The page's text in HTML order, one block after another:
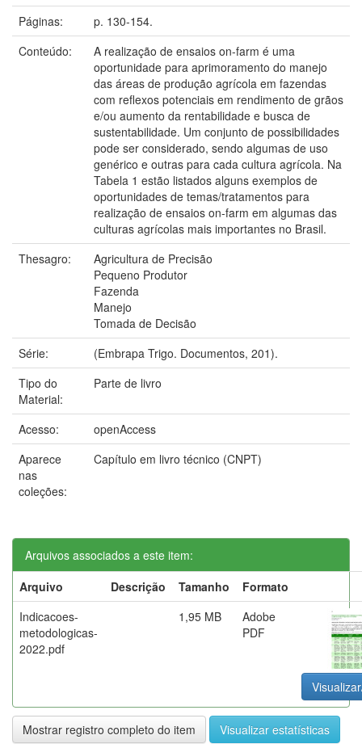
Páginas:
p. 130-154.
Conteúdo:
A realização de ensaios on-farm é uma
oportunidade para aprimoramento do manejo
das áreas de produção agrícola em fazendas
com reflexos potenciais em rendimento de grãos
e/ou aumento da rentabilidade e busca de
sustentabilidade. Um conjunto de possibilidades
pode ser considerado, sendo algumas de uso
genérico e outras para cada cultura agrícola. Na
Tabela 1 estão listados alguns exemplos de
oportunidades de temas/tratamentos para
realização de ensaios on-farm em algumas das
culturas agrícolas mais importantes no Brasil.
Thesagro:
Agricultura de Precisão
Pequeno Produtor
Fazenda
Manejo
Tomada de Decisão
Série:
(Embrapa Trigo. Documentos, 201).
Tipo do
Material:
Parte de livro
Acesso:
openAccess
Aparece
nas
coleções:
Capítulo em livro técnico (CNPT)
Arquivos associados a este item:
Arquivo
Descrição Tamanho
Formato
Indicacoes-
metodologicas-
2022.pdf
1,95 MB
Adobe
PDF
Mostrar registro completo do item Visualizar estatísticas